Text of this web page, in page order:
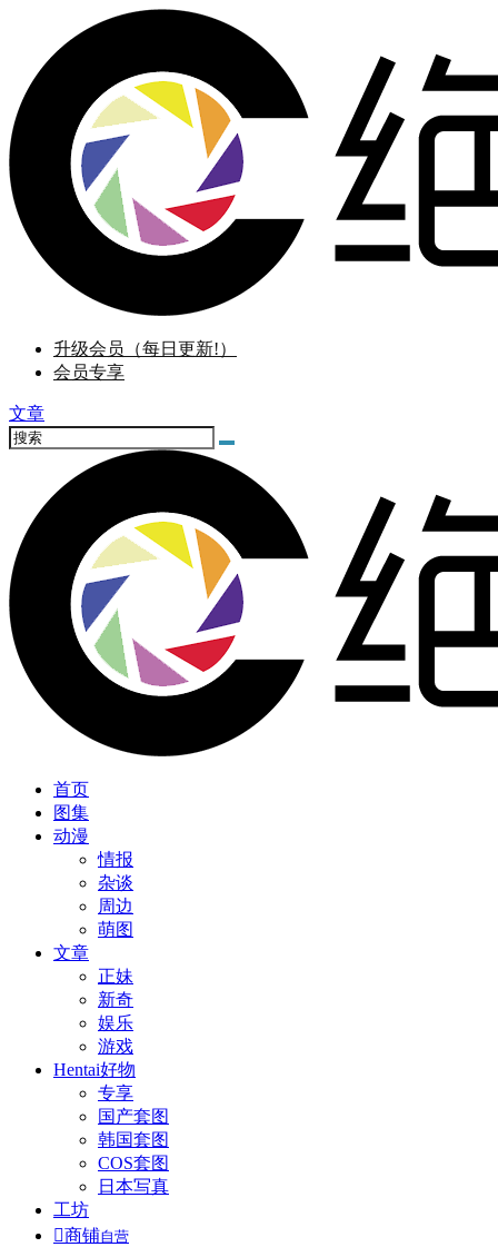
升级会员（每日更新!）
会员专享
文章
首页
图集
动漫
情报
杂谈
周边
萌图
文章
正妹
新奇
娱乐
游戏
Hentai好物
专享
国产套图
韩国套图
COS套图
日本写真
工坊
商铺自营